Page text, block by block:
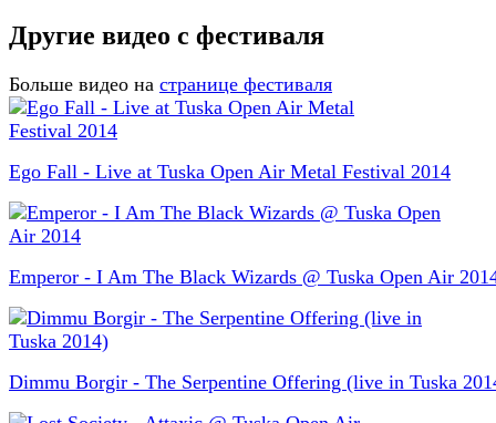
Другие видео с фестиваля
Больше видео на странице фестиваля
Ego Fall - Live at Tuska Open Air Metal Festival 2014
Emperor - I Am The Black Wizards @ Tuska Open Air
Dimmu Borgir - The Serpentine Offering (live in Tuska